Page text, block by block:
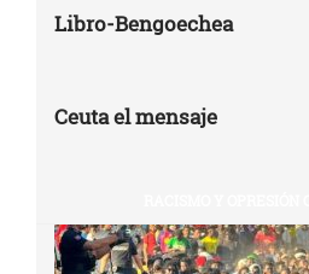
Libro-Bengoechea
Ceuta el mensaje